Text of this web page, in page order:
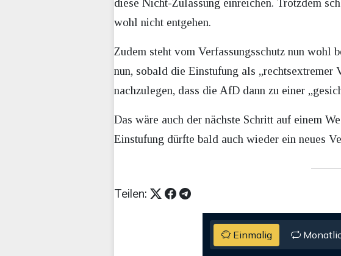
diese Nicht-Zulassung einreichen. Trotzdem
wohl nicht entgehen.
Zudem steht vom Verfassungsschutz nun wohl
nun, sobald die Einstufung als
nachzulegen, dass die AfD dann zu einer
Das wäre auch der nächste Schritt auf einem
Einstufung dürfte bald auch wieder ein neues
Teilen:
Einmalig